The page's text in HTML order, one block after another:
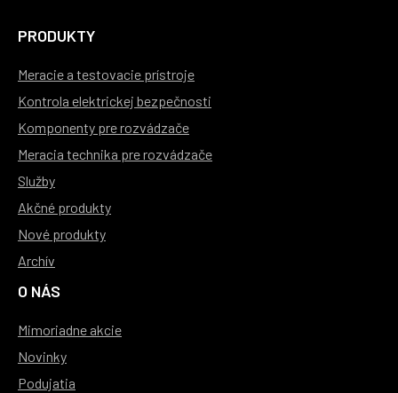
PRODUKTY
Meracie a testovacie prístroje
Kontrola elektrickej bezpečnosti
Komponenty pre rozvádzače
Meracia technika pre rozvádzače
Služby
Akčné produkty
Nové produkty
Archív
O NÁS
Mimoriadne akcie
Novinky
Podujatia